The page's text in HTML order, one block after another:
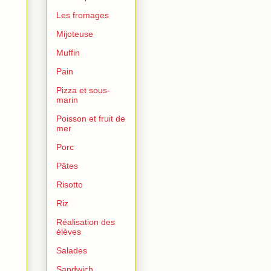
Les fromages
Mijoteuse
Muffin
Pain
Pizza et sous-
marin
Poisson et fruit de
mer
Porc
Pâtes
Risotto
Riz
Réalisation des
élèves
Salades